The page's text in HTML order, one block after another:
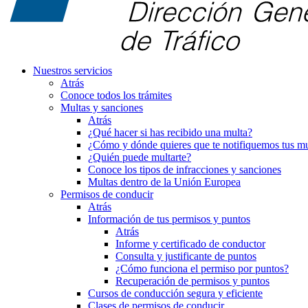
Nuestros servicios
Atrás
Conoce todos los trámites
Multas y sanciones
Atrás
¿Qué hacer si has recibido una multa?
¿Cómo y dónde quieres que te notifiquemos tus
¿Quién puede multarte?
Conoce los tipos de infracciones y sanciones
Multas dentro de la Unión Europea
Permisos de conducir
Atrás
Información de tus permisos y puntos
Atrás
Informe y certificado de conductor
Consulta y justificante de puntos
¿Cómo funciona el permiso por puntos?
Recuperación de permisos y puntos
Cursos de conducción segura y eficiente